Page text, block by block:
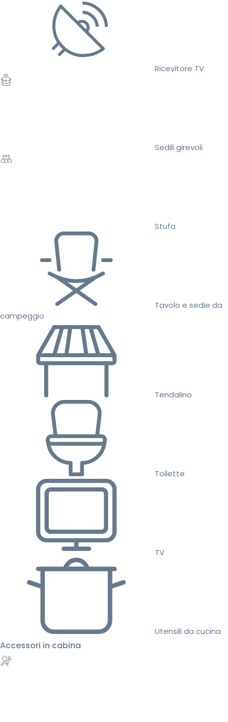
Ricevitore TV
Sedili girevoli
Stufa
Tavolo e sedie da
campeggio
Tendalino
Toilette
TV
Utensili da cucina
Accessori in cabina